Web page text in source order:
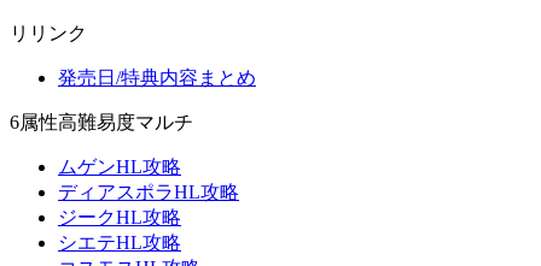
リリンク
発売日/特典内容まとめ
6属性高難易度マルチ
ムゲンHL攻略
ディアスポラHL攻略
ジークHL攻略
シエテHL攻略